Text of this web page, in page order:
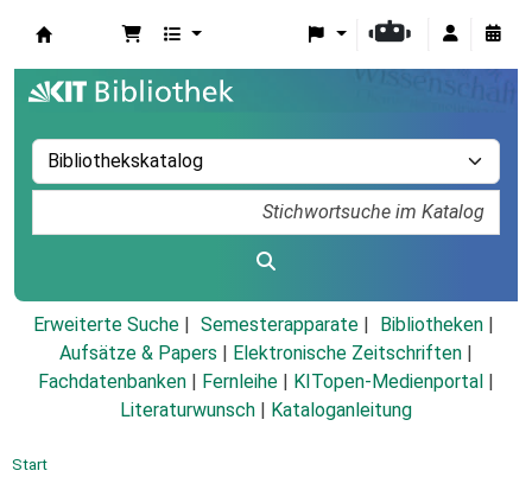
Erweiterte Suche Semesterapparate
Bibliotheken
Aufsätze & Papers
Elektronische Zeitschriften
Fachdatenbanken
Fernleihe KITopen-Medienportal
Literaturwunsch
Kataloganleitung
Start